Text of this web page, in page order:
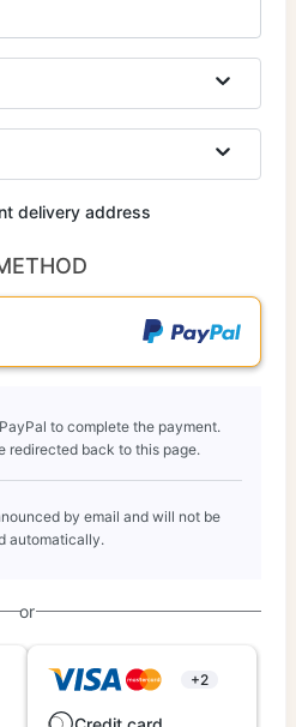
delivery address
to complete the payment.
redirected back to this page.
by email and will not be
automatically.
or
+2